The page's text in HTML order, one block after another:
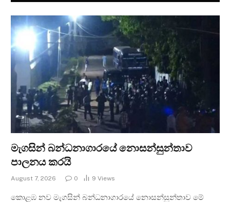
මැගසින් බන්ධනාගාරයේ නොසන්සුන්තාව
පාලනය කරයි
August 7, 2026 0 9 Views
කොළඹ නව මැගසින් බන්ධනාගාරයේ නොසන්සුන්තාව මේ